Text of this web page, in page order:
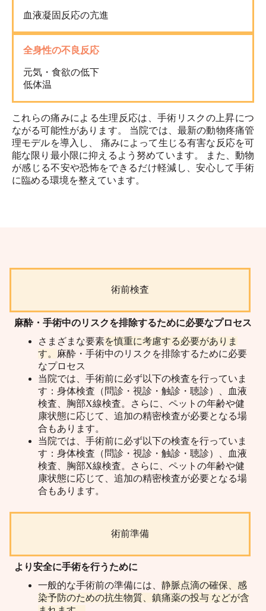
血液凝固反応の亢進
全身性の不良反応
元気・食欲の低下
低体温
これらの痛みによる生理反応は、手術リスクの上昇につ
ながる可能性があります。 当院では、最新の動物疼痛管
理モデルを導入し、 痛みによって生じる有害な反応を可
能な限り最小限に抑えるよう努めています。 また、動物
が感じる不安や恐怖をできるだけ軽減し、安心して手術
に臨める環境を整えています。
術前検査
麻酔・手術中のリスクを排除するために必要なプロセス
さまざまな要素を慎重に考慮する必要がありま
す。 麻酔・手術中のリスクを排除するために必要
なプロセス
当院では、手術前に必ず以下の検査を行っていま
す：身体検査（問診・視診・触診・聴診）、血液
検査、胸部X線検査。さらに、ペットの年齢や健
康状態に応じて、追加の精密検査が必要となる場
合もあります。
当院では、手術前に必ず以下の検査を行っていま
す：身体検査（問診・視診・触診・聴診）、血液
検査、胸部X線検査。さらに、ペットの年齢や健
康状態に応じて、追加の精密検査が必要となる場
合もあります。
術前準備
より安全に手術を行うために
一般的な手術前の準備には、 静脈点滴の確保、感
染予防のための抗生物質、鎮痛薬の投与 などが含